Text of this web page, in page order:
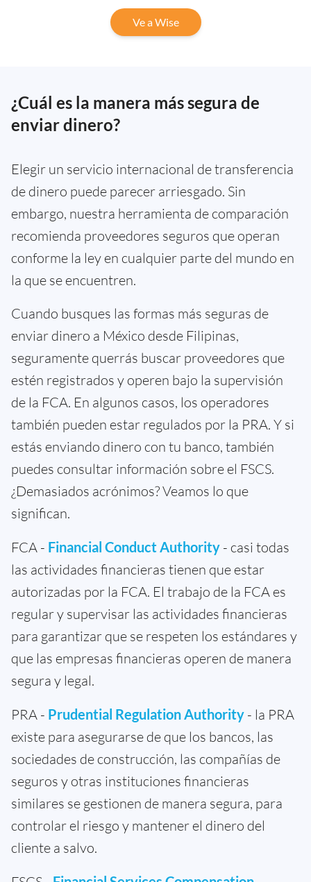
Ve a Wise
¿Cuál es la manera más segura de
enviar dinero?
Elegir un servicio internacional de transferencia
de dinero puede parecer arriesgado. Sin
embargo, nuestra herramienta de comparación
recomienda proveedores seguros que operan
conforme la ley en cualquier parte del mundo en
la que se encuentren.
Cuando busques las formas más seguras de
enviar dinero a México desde Filipinas,
seguramente querrás buscar proveedores que
estén registrados y operen bajo la supervisión
de la FCA. En algunos casos, los operadores
también pueden estar regulados por la PRA. Y si
estás enviando dinero con tu banco, también
puedes consultar información sobre el FSCS.
¿Demasiados acrónimos? Veamos lo que
significan.
FCA - Financial Conduct Authority - casi todas
las actividades financieras tienen que estar
autorizadas por la FCA. El trabajo de la FCA es
regular y supervisar las actividades financieras
para garantizar que se respeten los estándares y
que las empresas financieras operen de manera
segura y legal.
PRA - Prudential Regulation Authority - la PRA
existe para asegurarse de que los bancos, las
sociedades de construcción, las compañías de
seguros y otras instituciones financieras
similares se gestionen de manera segura, para
controlar el riesgo y mantener el dinero del
cliente a salvo.